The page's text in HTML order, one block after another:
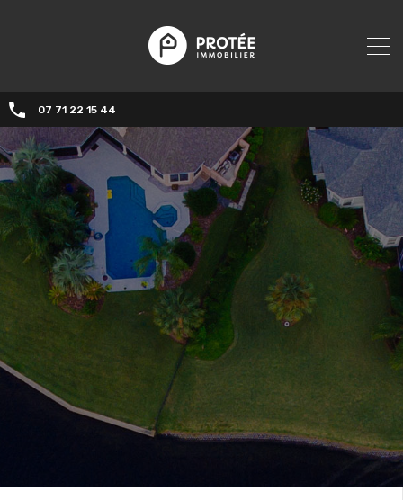
07 71 22 15 44‬